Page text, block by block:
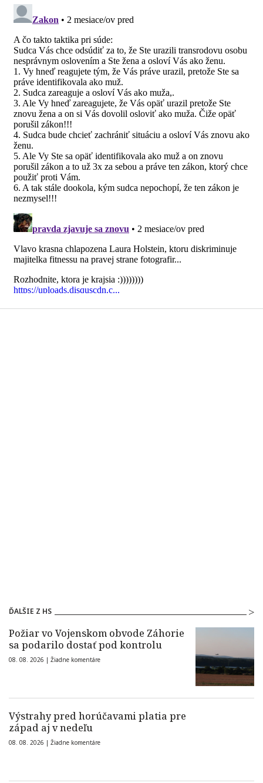
ĎALŠIE Z HS
Požiar vo Vojenskom obvode Záhorie
sa podarilo dostať pod kontrolu
08. 08. 2026 | Žiadne komentáre
Výstrahy pred horúčavami platia pre
západ aj v nedeľu
08. 08. 2026 | Žiadne komentáre